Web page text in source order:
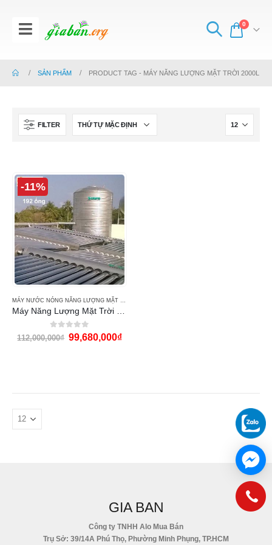
0
SẢN PHẨM PRODUCT TAG - MÁY NĂNG LƯỢNG MẶT TRỜI 2000L
FILTER
-11%
0out of 5
112,000,000₫ 99,680,000₫
GIA BAN
Công ty TNHH Alo Mua Bán
Trụ Sở: 39/14A Phú Thọ, Phường Minh Phụng, TP.HCM